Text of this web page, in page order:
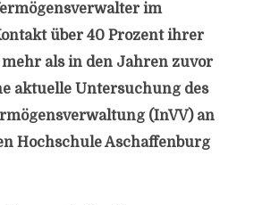
im
über 40 Prozent ihrer
als in den Jahren zuvor
aktuelle Untersuchung des
(InVV) an
Hochschule Aschaffenburg